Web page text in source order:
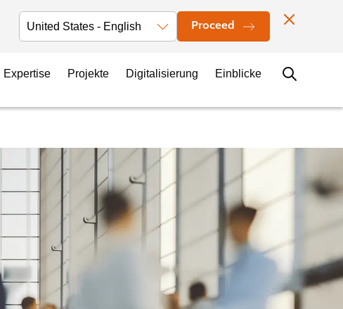
Proceed
Investors News Bürostandorte Kontakt
Expertise Projekte Digitalisierung Einblicke